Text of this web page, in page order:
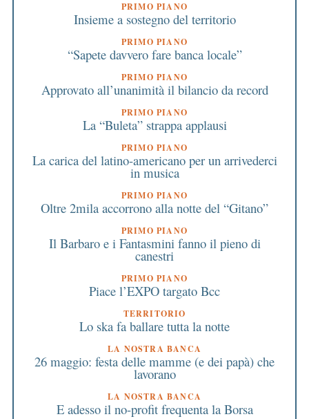
PRIMO PIANO
Insieme a sostegno del territorio
PRIMO PIANO
“Sapete davvero fare banca locale”
PRIMO PIANO
Approvato all’unanimità il bilancio da record
PRIMO PIANO
La “Buleta” strappa applausi
PRIMO PIANO
La carica del latino-americano per un arrivederci
in musica
PRIMO PIANO
Oltre 2mila accorrono alla notte del “Gitano”
PRIMO PIANO
Il Barbaro e i Fantasmini fanno il pieno di
canestri
PRIMO PIANO
Piace l’EXPO targato Bcc
TERRITORIO
Lo ska fa ballare tutta la notte
LA NOSTRA BANCA
26 maggio: festa delle mamme (e dei papà) che
lavorano
LA NOSTRA BANCA
E adesso il no-profit frequenta la Borsa